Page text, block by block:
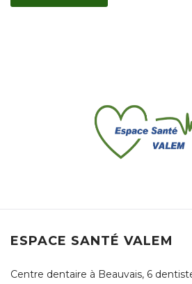
ESPACE SANTÉ VALEM
Centre dentaire à Beauvais, 6